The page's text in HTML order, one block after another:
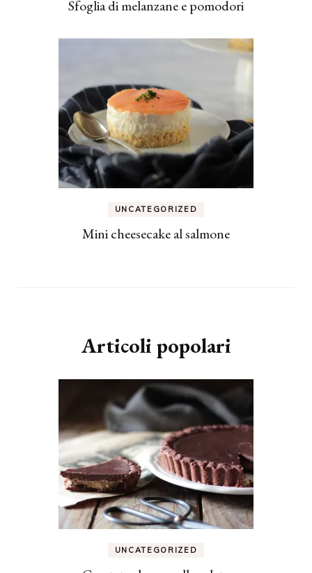
Sfoglia di melanzane e pomodori
UNCATEGORIZED
Mini cheesecake al salmone
Articoli popolari
UNCATEGORIZED